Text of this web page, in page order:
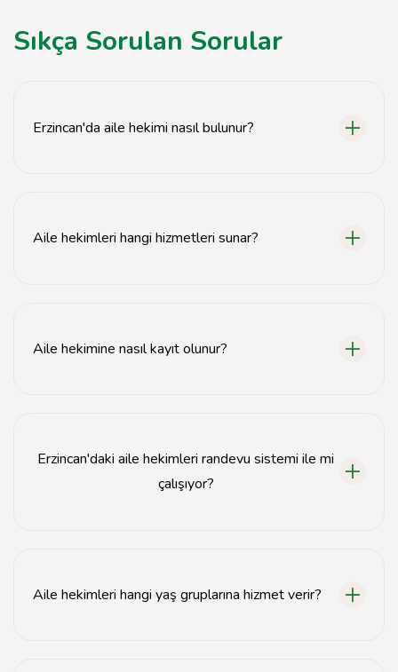
Sıkça Sorulan Sorular
Erzincan'da aile hekimi nasıl bulunur?
Aile hekimleri hangi hizmetleri sunar?
Aile hekimine nasıl kayıt olunur?
Erzincan'daki aile hekimleri randevu sistemi ile mi
çalışıyor?
Aile hekimleri hangi yaş gruplarına hizmet verir?